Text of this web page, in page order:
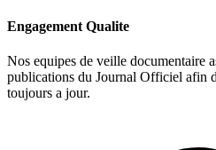
Engagement Qualite
Nos equipes de veille documentaire
publications du Journal Officiel afin
toujours a jour.